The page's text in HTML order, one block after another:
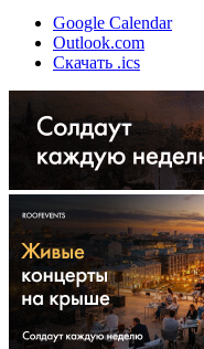
Google Calendar
Outlook.com
Скачать .ics